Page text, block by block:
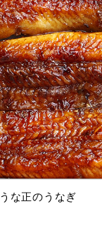
うな正のうなぎ